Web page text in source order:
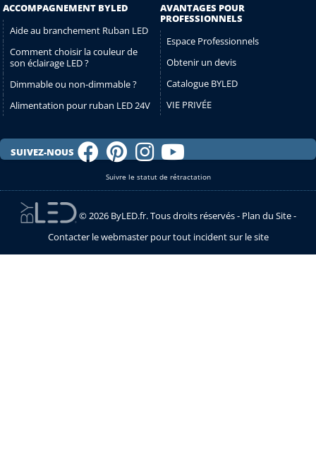
ACCOMPAGNEMENT BYLED
Aide au branchement Ruban LED
Comment choisir la couleur de
son éclairage LED ?
Dimmable ou non-dimmable ?
Alimentation pour ruban LED 24V
AVANTAGES POUR
PROFESSIONNELS
Espace Professionnels
Obtenir un devis
Catalogue BYLED
VIE PRIVÉE
SUIVEZ-NOUS
Suivre le statut de rétractation
© 2026 ByLED.fr. Tous droits réservés - Plan du Site-
Contacter le webmaster pour tout incident sur le site